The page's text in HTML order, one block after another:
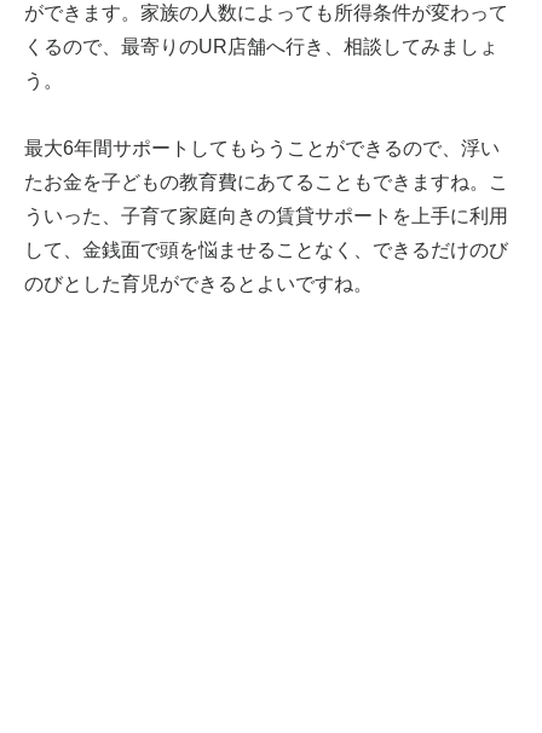
ができます。家族の人数によっても所得条件が変わって
くるので、最寄りのUR店舗へ行き、相談してみましょ
う。
最大6年間サポートしてもらうことができるので、浮い
たお金を子どもの教育費にあてることもできますね。こ
ういった、子育て家庭向きの賃貸サポートを上手に利用
して、金銭面で頭を悩ませることなく、できるだけのび
のびとした育児ができるとよいですね。